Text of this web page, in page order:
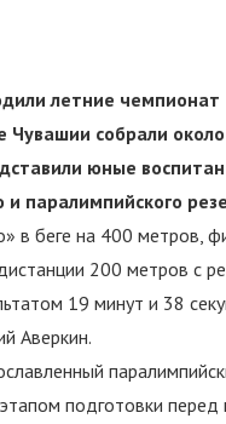
летние чемпионат
Чувашии собрали
юные
паралимпийского
в беге на 400 метров,
200 метров с
19 минут и 38
Аверкин.
подготовки